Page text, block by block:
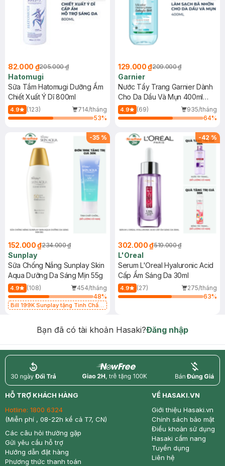
82.000 ₫205.000 ₫
Hatomugi
Sữa Tắm Hatomugi Dưỡng Ẩm
Chiết Xuất Ý Dĩ 800ml
4.9 (123)
714/tháng
53%
129.000 ₫209.000 ₫
Garnier
Nước Tẩy Trang Garnier Dành
Cho Da Dầu Và Mụn 400ml
(Mới)
4.9 (69)
935/tháng
64%
-35 %
152.000 ₫234.000 ₫
Sunplay
Sữa Chống Nắng Sunplay Skin
Aqua Dưỡng Da Sáng Mịn 55g
4.9 (108)
454/tháng
48%
Bill 199K Sunplay tặng Tinh Chất
-42 %
302.000 ₫519.000 ₫
L'Oreal
Serum L'Oreal Hyaluronic Acid
Cấp Ẩm Sáng Da 30ml
4.9 (27)
275/tháng
63%
Bạn đã có tài khoản Hasaki?Đăng nhập
return nowfree price
HỖ TRỢ KHÁCH HÀNG
Hotline: 1800 6324
(Miễn phí , 08-22h kể cả T7, CN)
Các câu hỏi thường gặp
Gửi yêu cầu hỗ trợ
Hướng dẫn đặt hàng
Phương thức thanh toán
VỀ HASAKI.VN
Giới thiệu Hasaki.vn
Chính sách bảo mật
Điều khoản sử dụng
Hasaki cẩm nang
Tuyển dụng
Liên hệ